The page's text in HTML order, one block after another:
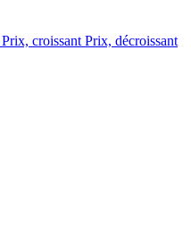
Prix, croissantPrix, décroissant